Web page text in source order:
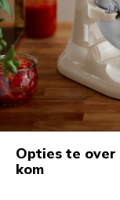
Opties te
kom